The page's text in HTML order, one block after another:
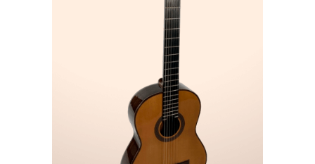
guitarra Caldera, te conviertes en parte
de una rica tradición de luthería y te
unes a una comunidad de músicos y
coleccionistas que aprecian la
excelencia en la elaboración de este
instrumento tan popular.
Sin duda, el luthier ha sabido hacerse un
hueco en el competido mundo de la
fabricación de guitarras españolas y desde